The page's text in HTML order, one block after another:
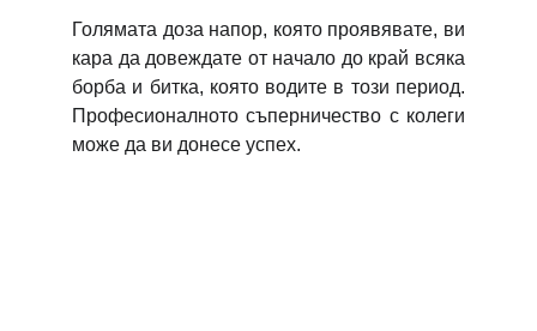
Голямата доза напор, която проявявате, ви
кара да довеждате от начало до край всяка
борба и битка, която водите в този период.
Професионалното съперничество с колеги
може да ви донесе успех.